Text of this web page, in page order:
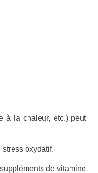
à la chaleur, etc.) peut
oxydatif.
de vitamine